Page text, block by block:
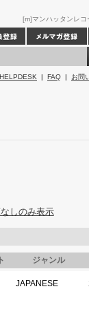
[m]マンハッタンレ
HELPDESK | FAQ | お問
しのみ表示
ジャンル
JAPANESE